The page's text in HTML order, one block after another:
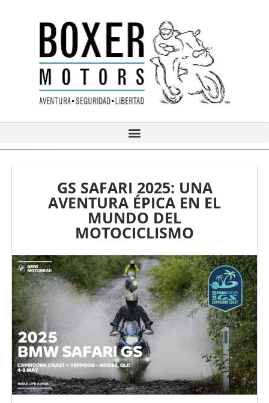
GS SAFARI 2025: UNA
AVENTURA ÉPICA EN EL
MUNDO DEL
MOTOCICLISMO